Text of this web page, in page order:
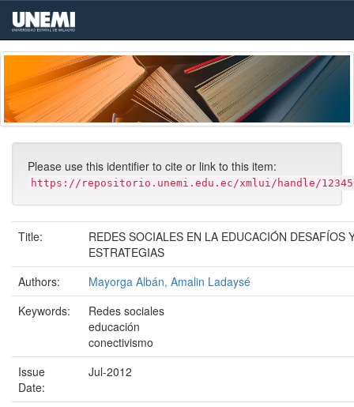
Skip
navigation
Please use this identifier to cite or link to this item:
https://repositorio.unemi.edu.ec/xmlui/handle/
Title:
REDES SOCIALES EN LA EDUCACIÓN DESAFÍOS
ESTRATEGIAS
Authors:
Mayorga Albán, Amalin Ladaysé
Keywords:
Redes sociales
educación
conectivismo
Issue
Date:
Jul-2012